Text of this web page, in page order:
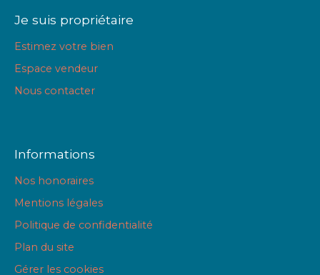
Je suis propriétaire
Estimez votre bien
Espace vendeur
Nous contacter
Informations
Nos honoraires
Mentions légales
Politique de confidentialité
Plan du site
Gérer les cookies